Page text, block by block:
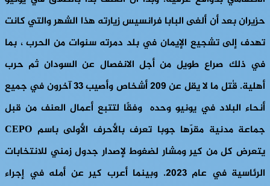
حزيران بعد أن ألغى البابا فرانسيس زيارته هذا الشهر والتي كانت
تهدف إلى تشجيع الإيمان في بلد دمرته سنوات من الحرب ، بما
في ذلك صراع طويل من أجل الانفصال عن السودان ثم حرب
أهلية. قُتل ما لا يقل عن 209 أشخاص وأصيب 33 آخرون في جميع
أنحاء البلاد في يونيو وحده وفقًا لتتبع أعمال العنف من قبل
جماعة مدنية مقرّها جوبا تعرف بالأحرف الأولى باسم CEPO
يتعرض كل من كير ومشار لضغوط لإصدار جدول زمني للانتخابات
الرئاسية في عام 2023. وبينما أعرب كير عن أمله في إجراء